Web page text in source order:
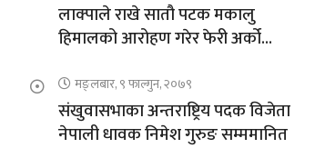
लाक्पाले राखे सातौ पटक मकालु
हिमालको आरोहण गरेर फेरी अर्को
मङ्लबार, ९ फाल्गुन, २०७९
संखुवासभाका अन्तराष्ट्रिय पदक विजेता
नेपाली धावक निमेश गुरुङ सम्ममानित